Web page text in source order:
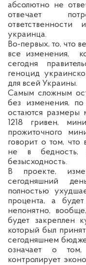
абсолютно не
отвечает
ответственности
украинца.
Во-первых, то, что
все изменения,
сегодня
геноцид
для всей Украины.
Самым сложным
без изменения,
остаются размеры
1218 гривен,
прожиточного
говорит о том, что
не в
безысходность.
В проекте,
сегодняшний
полностью
процента, а
непонятно,
будет закреплен
который был
сегодняшнем
означает о
контролирует